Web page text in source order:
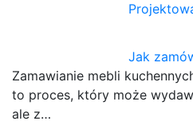
Jak
Zamawianie mebli
to proces, który może
ale z…